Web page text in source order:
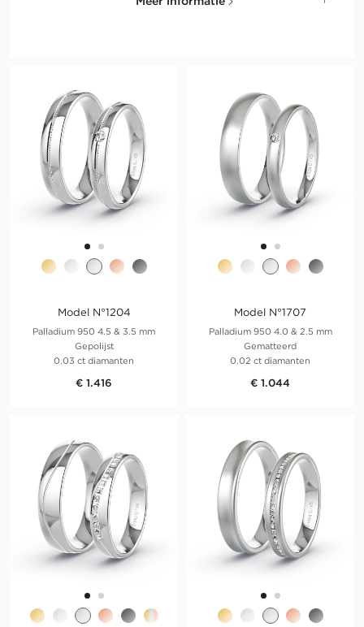
Model N°1204
Palladium 950 4.5 & 3.5 mm
Gepolijst
0.03 ct diamanten
€ 1.416
Model N°1707
Palladium 950 4.0 & 2.5 mm
Gematteerd
0.02 ct diamanten
€ 1.044